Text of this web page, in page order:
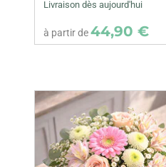
Livraison dès aujourd'hui
à partir de44,90 €